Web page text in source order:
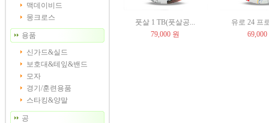
맥데이비드
몽크로스
용품
신가드&실드
보호대&테잎&밴드
모자
경기/훈련용품
스타킹&양말
공
풋살 1 TB(풋살공...
79,000 원
유로 24 프